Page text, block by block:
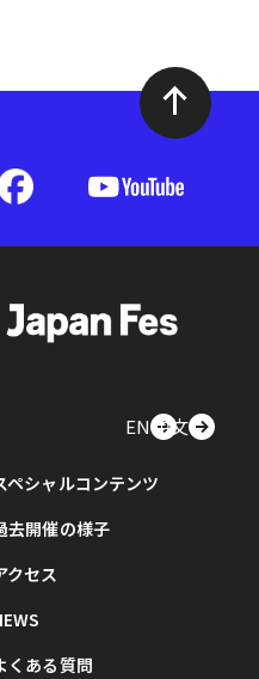
EN中文
ペシャルコンテンツ
去開催の様子
クセス
くある質問